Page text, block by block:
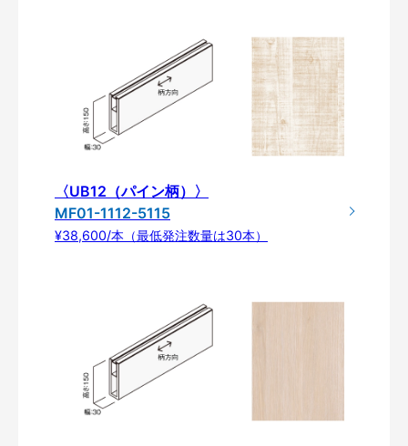
〈UB12（パイン柄）〉
MF01-1112-5115
¥38,600/本（最低発注数量は30本）